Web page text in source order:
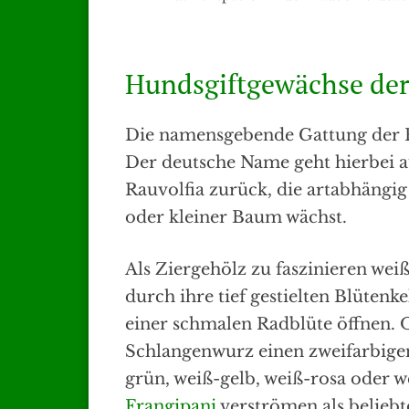
Hundsgiftgewächse
Die namensgebende Gattung
Der deutsche Name geht hierbei
Rauvolfia zurück, die
oder kleiner Baum wächst.
Als Ziergehölz zu faszinieren
durch ihre tief gestielten
einer schmalen Radblüte öffnen.
Schlangenwurz einen
grün, weiß-gelb, weiß-rosa oder